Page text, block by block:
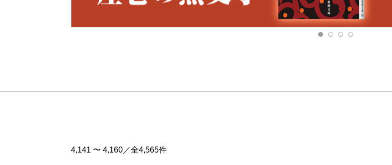
4,141 〜 4,160／全4,565件